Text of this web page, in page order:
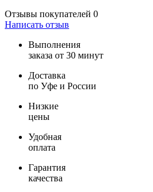
Отзывы покупателей 0
Написать отзыв
Выполнения
заказа от 30 минут
Доставка
по Уфе и России
Низкие
цены
Удобная
оплата
Гарантия
качества